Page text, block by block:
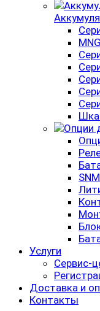
Услуги
Сервис-
Доставка и
Контакты